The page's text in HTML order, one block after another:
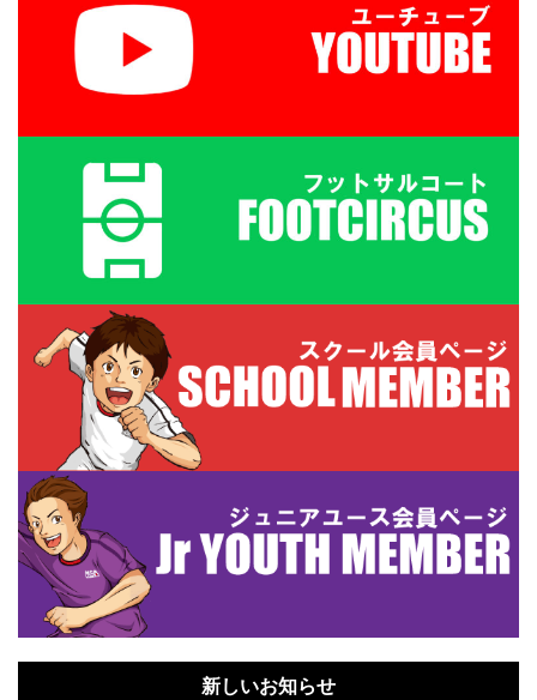
新しいお知らせ